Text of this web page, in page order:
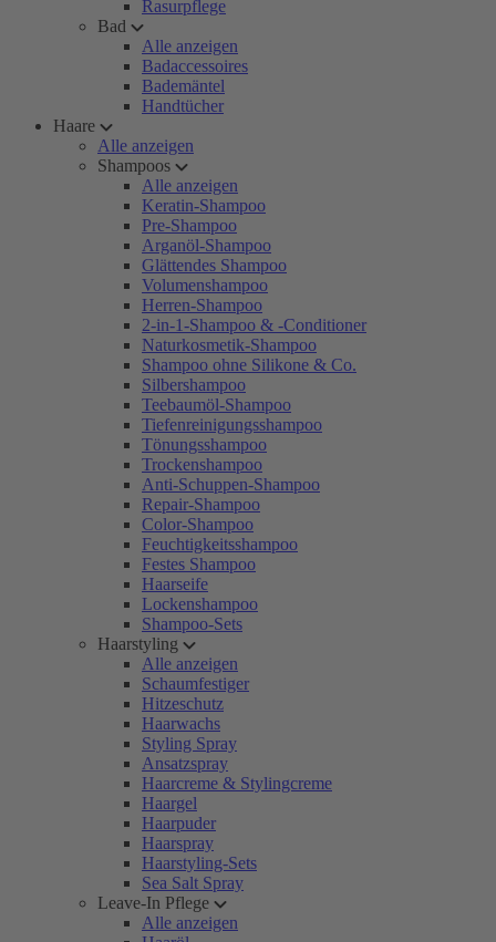
Rasurpflege
Bad
Alle anzeigen
Badaccessoires
Bademäntel
Handtücher
Haare
Alle anzeigen
Shampoos
Alle anzeigen
Keratin-Shampoo
Pre-Shampoo
Arganöl-Shampoo
Glättendes Shampoo
Volumenshampoo
Herren-Shampoo
2-in-1-Shampoo & -Conditioner
Naturkosmetik-Shampoo
Shampoo ohne Silikone & Co.
Silbershampoo
Teebaumöl-Shampoo
Tiefenreinigungsshampoo
Tönungsshampoo
Trockenshampoo
Anti-Schuppen-Shampoo
Repair-Shampoo
Color-Shampoo
Feuchtigkeitsshampoo
Festes Shampoo
Haarseife
Lockenshampoo
Shampoo-Sets
Haarstyling
Alle anzeigen
Schaumfestiger
Hitzeschutz
Haarwachs
Styling Spray
Ansatzspray
Haarcreme & Stylingcreme
Haargel
Haarpuder
Haarspray
Haarstyling-Sets
Sea Salt Spray
Leave-In Pflege
Alle anzeigen